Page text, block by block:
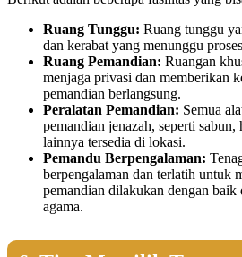
Ruang Tunggu: Ruang tunggu
dan kerabat yang menunggu
Ruang Pemandian: Ruangan
menjaga privasi dan memberikan
pemandian berlangsung.
Peralatan Pemandian: Semua
pemandian jenazah, seperti
lainnya tersedia di lokasi.
Pemandu Berpengalaman:
berpengalaman dan terlatih untuk
pemandian dilakukan dengan baik
agama.